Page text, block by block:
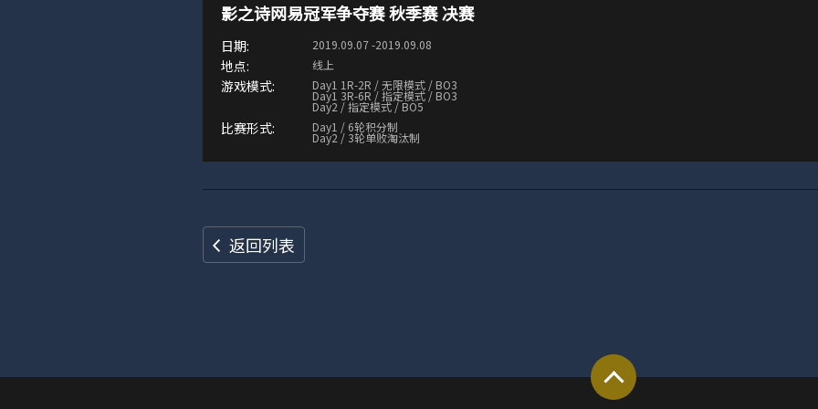
影之诗网易冠军争夺赛 秋季赛 决赛
2019.09.07 -2019.09.08
线上
Day1 1R-2R / 无限模式 / BO3
Day1 3R-6R / 指定模式 / BO3
Day2 / 指定模式 / BO5
Day1 / 6轮积分制
Day2 / 3轮单败淘汰制
返回列表